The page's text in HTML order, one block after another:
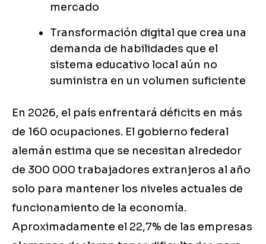
mercado
Transformación digital que crea una
demanda de habilidades que el
sistema educativo local aún no
suministra en un volumen suficiente
En 2026, el país enfrentará déficits en más
de 160 ocupaciones. El gobierno federal
alemán estima que se necesitan alrededor
de 300 000 trabajadores extranjeros al año
solo para mantener los niveles actuales de
funcionamiento de la economía.
Aproximadamente el 22,7% de las empresas